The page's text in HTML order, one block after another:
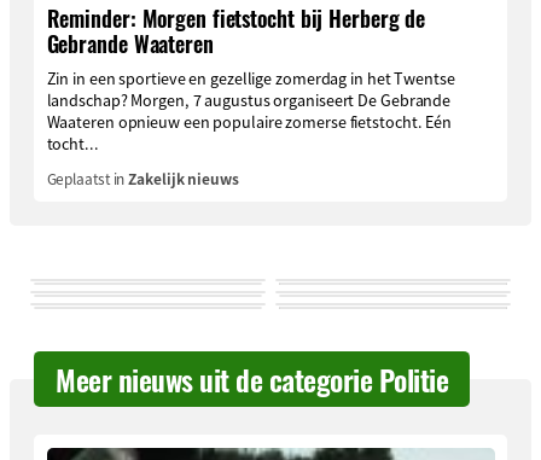
Reminder: Morgen fietstocht bij Herberg de
Gebrande Waateren
Zin in een sportieve en gezellige zomerdag in het Twentse
landschap? Morgen, 7 augustus organiseert De Gebrande
Waateren opnieuw een populaire zomerse fietstocht. Eén
tocht...
Geplaatst inZakelijk nieuws
Meer nieuws uit de categorie Politie